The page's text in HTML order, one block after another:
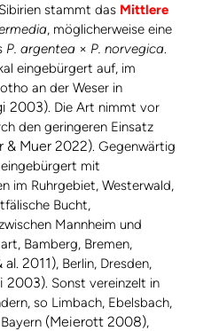
stammt das Mittlere
, möglicherweise eine
P. argentea × P. norvegica.
eingebürgert auf, im
an der Weser in
2003). Die Art nimmt vor
den geringeren Einsatz
& Muer 2022). Gegenwärtig
mit
im Ruhrgebiet, Westerwald,
Bucht,
Mannheim und
Bamberg, Bremen,
2011), Berlin, Dresden,
2003). Sonst vereinzelt in
so Limbach, Ebelsbach,
(Meierott 2008),